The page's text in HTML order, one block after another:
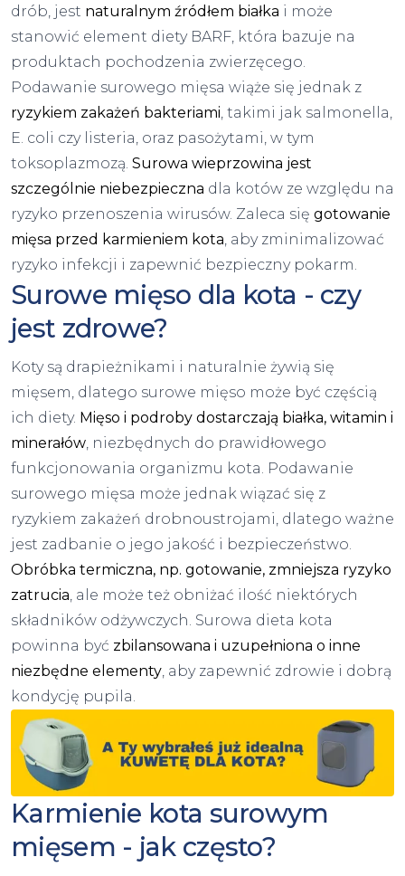
drób, jest naturalnym źródłem białka i może
stanowić element diety BARF, która bazuje na
produktach pochodzenia zwierzęcego.
Podawanie surowego mięsa wiąże się jednak z
ryzykiem zakażeń bakteriami, takimi jak salmonella,
E. coli czy listeria, oraz pasożytami, w tym
toksoplazmozą. Surowa wieprzowina jest
szczególnie niebezpieczna dla kotów ze względu na
ryzyko przenoszenia wirusów. Zaleca się gotowanie
mięsa przed karmieniem kota, aby zminimalizować
ryzyko infekcji i zapewnić bezpieczny pokarm.
Surowe mięso dla kota - czy
jest zdrowe?
Koty są drapieżnikami i naturalnie żywią się
mięsem, dlatego surowe mięso może być częścią
ich diety. Mięso i podroby dostarczają białka, witamin i
minerałów, niezbędnych do prawidłowego
funkcjonowania organizmu kota. Podawanie
surowego mięsa może jednak wiązać się z
ryzykiem zakażeń drobnoustrojami, dlatego ważne
jest zadbanie o jego jakość i bezpieczeństwo.
Obróbka termiczna, np. gotowanie, zmniejsza ryzyko
zatrucia, ale może też obniżać ilość niektórych
składników odżywczych. Surowa dieta kota
powinna być zbilansowana i uzupełniona o inne
niezbędne elementy, aby zapewnić zdrowie i dobrą
kondycję pupila.
Karmienie kota surowym
mięsem - jak często?